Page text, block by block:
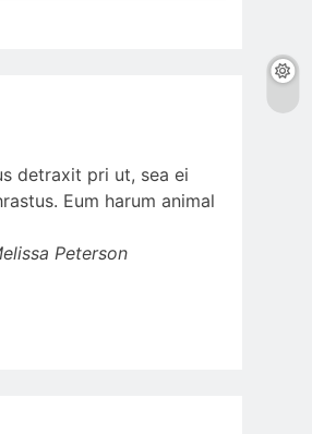
detraxit pri ut, sea ei
Eum harum animal
Peterson